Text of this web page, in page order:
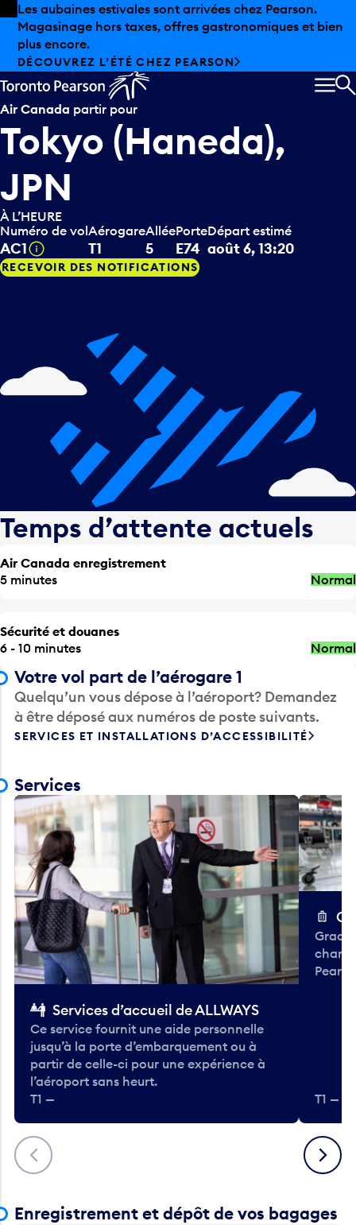
Skip to offers
Passer au contenu principal
Les aubaines estivales sont arrivées chez Pearson.
Magasinage hors taxes, offres gastronomiques et bien
plus encore.
DÉCOUVREZ L’ÉTÉ CHEZ PEARSON
Air Canada partir pour
Tokyo (Haneda),
JPN
À L’HEURE
Numéro de vol
AC1 Infobulle
Aérogare
T1
Allée
5
Porte
E74
Départ estimé
août 6, 13:20
RECEVOIR DES NOTIFICATIONS
Temps d’attente actuels
Air Canada enregistrement
5 minutes
Normal
Sécurité et douanes
6 - 10 minutes
Normal
Votre vol part de l’aérogare 1
Quelqu’un vous dépose à l’aéroport? Demandez
à être déposé aux numéros de poste suivants.
SERVICES ET INSTALLATIONS D’ACCESSIBILITÉ
Services
Précédent
Services d’accueil de ALLWAYS
Ce service fournit une aide personnelle
jusqu’à la porte d’embarquement ou à
partir de celle-ci pour une expérience à
l’aéroport sans heurt.
T1 —
T1 —
Suivant
Enregistrement et dépôt de vos bagages